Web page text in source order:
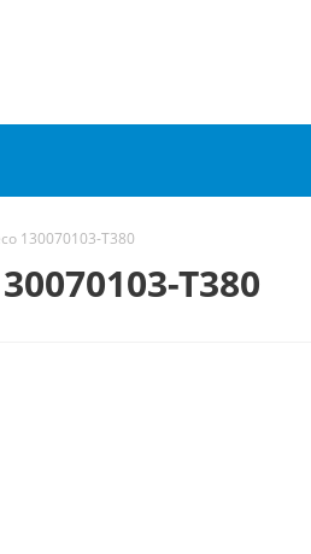
130070103-T380
T380